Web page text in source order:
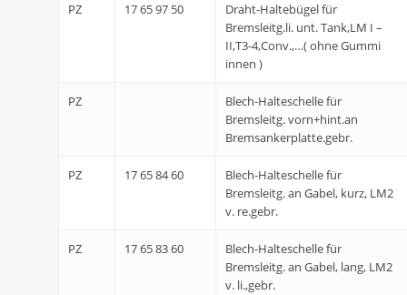
PZ 17 65 97 50
Draht-Haltebügel für
Bremsleitg.li. unt. Tank,LM I –
II,T3-4,Conv.,…( ohne Gummi
innen )
PZ
Blech-Halteschelle für
Bremsleitg. vorn+hint.an
Bremsankerplatte.gebr.
PZ 17 65 84 60
Blech-Halteschelle für
Bremsleitg. an Gabel, kurz, LM2
v. re.gebr.
PZ 17 65 83 60
Blech-Halteschelle für
Bremsleitg. an Gabel, lang, LM2
v. li.,gebr.